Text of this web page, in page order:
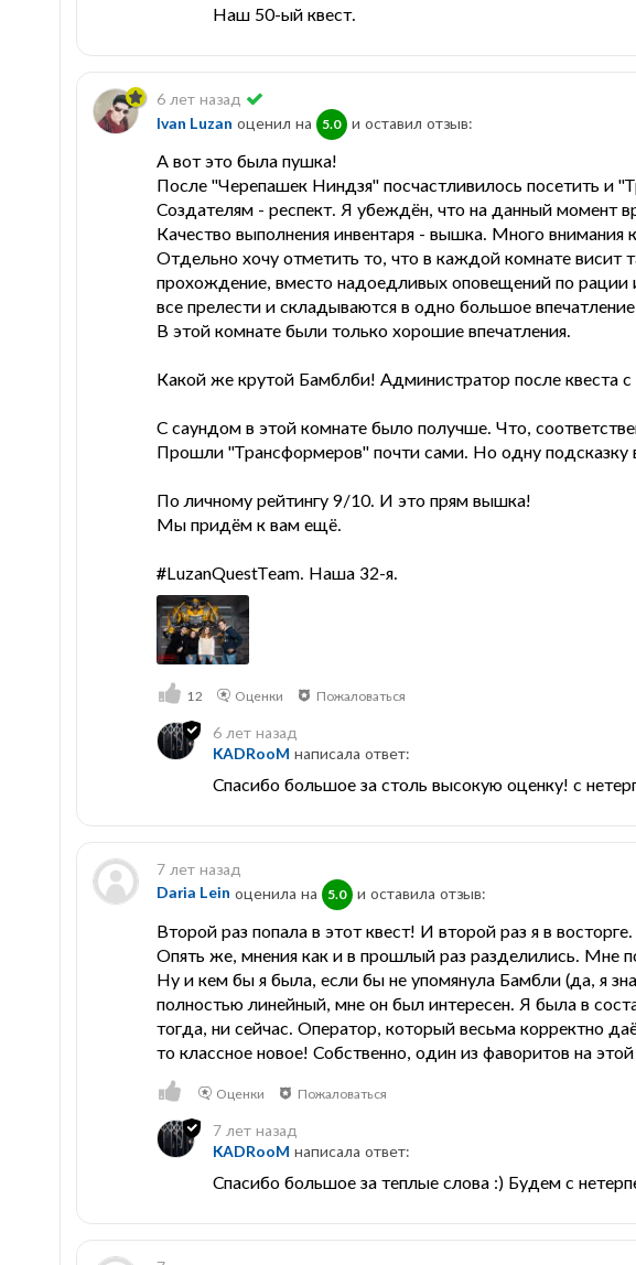
Наш 50-ый квест.
6 лет назад
Ivan Luzan оценил на 5.0 и оставил отзыв:
А вот это была пушка!
После "Черепашек Ниндзя" посчастливилось посетить и
Создателям - респект. Я убеждён, что на данный момент
Качество выполнения инвентаря - вышка. Много внимания
Отдельно хочу отметить то, что в каждой комнате висит
прохождение, вместо надоедливых оповещений по рации
все прелести и складываются в одно большое
В этой комнате были только хорошие впечатления.
Какой же крутой Бамблби! Администратор после квеста
С саундом в этой комнате было получше. Что,
Прошли "Трансформеров" почти сами. Но одну подсказку
По личному рейтингу 9/10. И это прям вышка!
Мы придём к вам ещё.
#LuzanQuestTeam. Наша 32-я.
12 Оценки Пожаловаться
6 лет назад
KADRooM написала ответ:
Спасибо большое за столь высокую оценку! с
7 лет назад
Daria Lein оценила на 5.0 и оставила отзыв:
Второй раз попала в этот квест! И второй раз я в восторге.
Опять же, мнения как и в прошлый раз разделились. Мне
Ну и кем бы я была, если бы не упомянула Бамбли (да, я
полностью линейный, мне он был интересен. Я была в
тогда, ни сейчас. Оператор, который весьма корректно
то классное новое! Собственно, один из фаворитов на
Оценки Пожаловаться
7 лет назад
KADRooM написала ответ:
Спасибо большое за теплые слова :) Будем с